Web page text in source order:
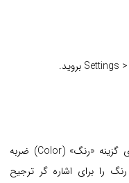
در قسمت ظاهر (Appearance)، روی گزینه «رنگ» (Color) ضربه
را برای اشاره گر ترجیح